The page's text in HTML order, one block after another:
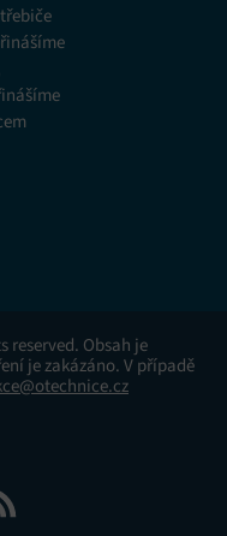
Použití
profilů pro
k výběru
pro
pro výběr
údajů k výběru
a sdělování
reserved. Obsah je
je zakázáno. V případě